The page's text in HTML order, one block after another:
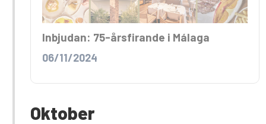
Inbjudan: 75-årsfirande i Málaga
06/11/2024
Oktober